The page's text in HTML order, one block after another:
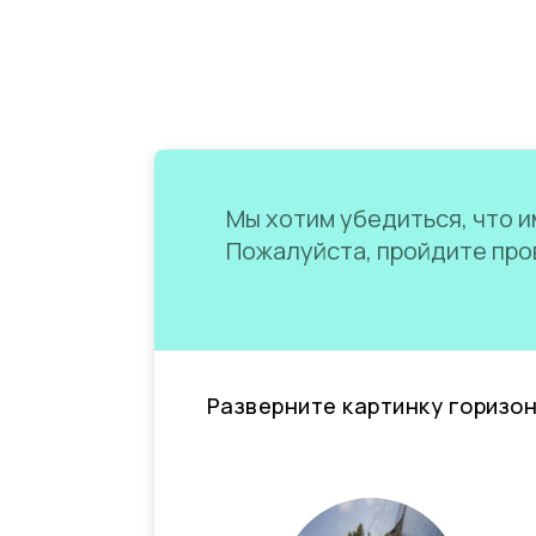
Мы хотим убедиться, что
Пожалуйста, пройдите
Разверните картинку